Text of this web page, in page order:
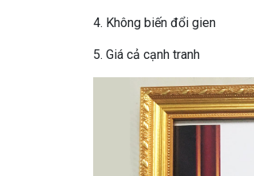
4. Không biến đổi gien
5. Giá cả cạnh tranh